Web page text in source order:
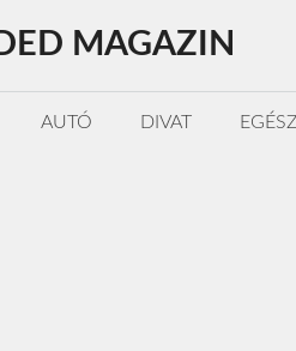
MAGAZIN
AUTÓ DIVAT